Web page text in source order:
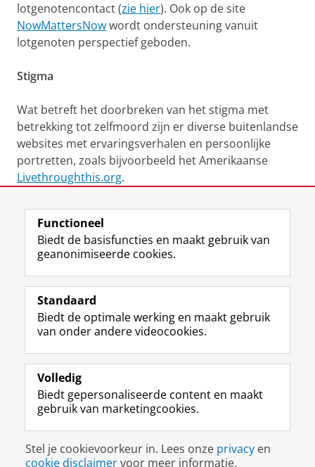
lotgenotencontact (zie hier). Ook op de site
NowMattersNowwordt ondersteuning vanuit
lotgenoten perspectief geboden.
Stigma
Wat betreft het doorbreken van het stigma met
betrekking tot zelfmoord zijn er diverse buitenlandse
websites met ervaringsverhalen en persoonlijke
portretten, zoals bijvoorbeeld het Amerikaanse
Livethroughthis.org.
Laatst gewijzigd: 20 juni 2024 08:04
Volg de RUG
F
a
e
b
o
p
a
i
n
a
L
i
k
e
I
-
p
g
i
n
R
S
-
f
e
R
k
s
u
I
n
t
r
m
c
c
o
Y
o
T
e
k
a
a
Studiekiezers
Alumni
Over ons
Disclaimer & Copyright
Inloggen
Functioneel
Biedt de basisfuncties en maakt gebruik van
geanonimiseerde cookies.
Standaard
Biedt de optimale werking en maakt gebruik
van onder andere videocookies.
Volledig
Biedt gepersonaliseerde content en maakt
gebruik van marketingcookies.
Stel je cookievoorkeur in. Lees onze privacy en
cookie disclaimervoor meer informatie.